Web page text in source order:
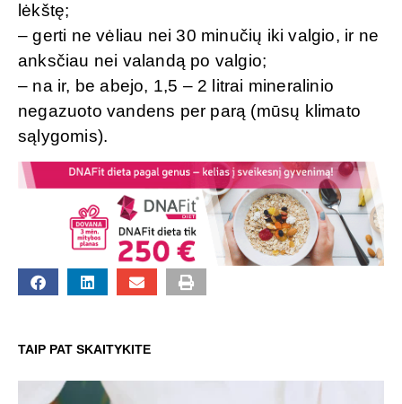
lėkštę;
– gerti ne vėliau nei 30 minučių iki valgio, ir ne
anksčiau nei valandą po valgio;
– na ir, be abejo, 1,5 – 2 litrai mineralinio
negazuoto vandens per parą (mūsų klimato
sąlygomis).
TAIP PAT SKAITYKITE